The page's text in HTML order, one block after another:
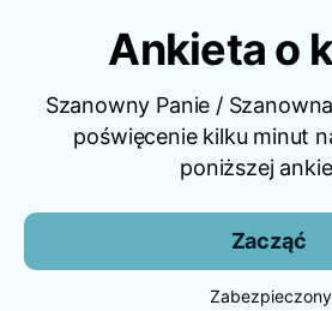
Ankieta o
Szanowny Panie /
poświęcenie kilku minut
poniższej
Zacząć
Zabezpieczony